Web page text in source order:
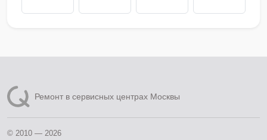
Ремонт в сервисных центрах Москвы
© 2010 — 2026